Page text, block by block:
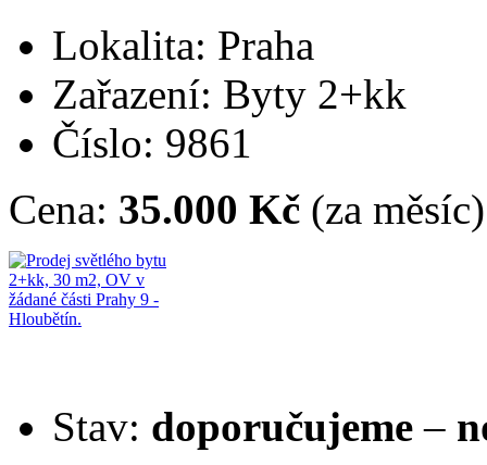
Lokalita: Praha
Zařazení: Byty 2+kk
Číslo: 9861
Cena: 35.000 Kč (za měsíc)
Stav: doporučujeme –